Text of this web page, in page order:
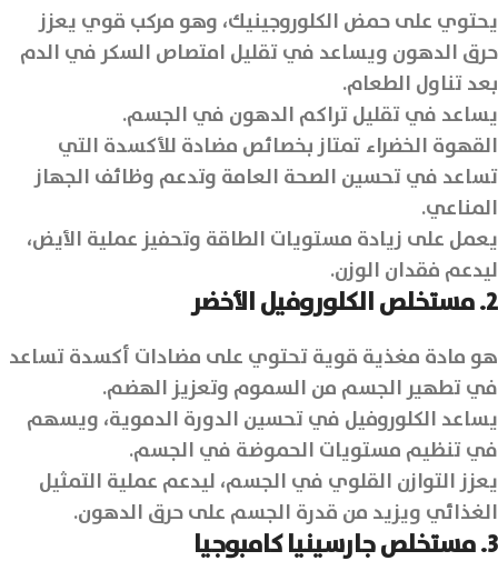
يحتوي على حمض الكلوروجينيك، وهو مركب قوي يعزز
حرق الدهون ويساعد في تقليل امتصاص السكر في الدم
بعد تناول الطعام.
يساعد في تقليل تراكم الدهون في الجسم.
القهوة الخضراء تمتاز بخصائص مضادة للأكسدة التي
تساعد في تحسين الصحة العامة وتدعم وظائف الجهاز
المناعي.
يعمل على زيادة مستويات الطاقة وتحفيز عملية الأيض،
ليدعم فقدان الوزن.
2. مستخلص الكلوروفيل الأخضر
هو مادة مغذية قوية تحتوي على مضادات أكسدة تساعد
في تطهير الجسم من السموم وتعزيز الهضم.
يساعد الكلوروفيل في تحسين الدورة الدموية، ويسهم
في تنظيم مستويات الحموضة في الجسم.
يعزز التوازن القلوي في الجسم، ليدعم عملية التمثيل
الغذائي ويزيد من قدرة الجسم على حرق الدهون.
3. مستخلص جارسينيا كامبوجيا